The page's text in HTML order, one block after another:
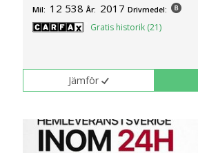
Mil: 12 538 År: 2017 Drivmedel:
Gratis historik (21)
Jämför